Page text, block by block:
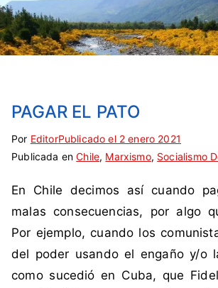
PAGAR EL PATO
Por EditorPublicado el 2 enero 2021
Publicada enChile, Marxismo, Socialismo
E
t
q
u
e
a
d
S
i
c
o
m
n
t
En Chile decimos así cuando
malas consecuencias, por algo
Por ejemplo, cuando los
del poder usando el engaño y/o
como sucedió en Cuba, que